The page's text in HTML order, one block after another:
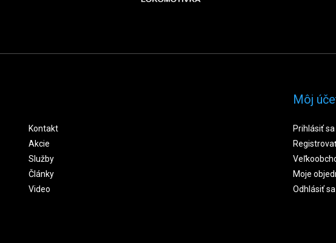
Kontakt
Akcie
Služby
Články
Video
Môj
Prihlásiť sa
Moje
Odhlásiť sa